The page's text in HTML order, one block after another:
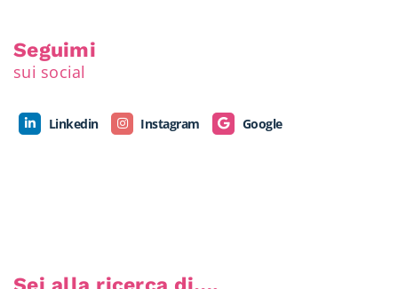
Seguimi
sui social
Linkedin Instagram Google